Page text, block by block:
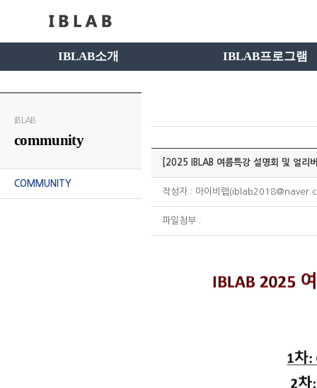
IBLAB소개 IBLAB프로그램
IBLAB
community
COMMUNITY
[2025 IBLAB 여름특강 설명회 및 얼리
작성자 : 아이비랩
파일첨부 :